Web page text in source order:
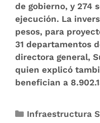
de gobierno, y 274
ejecución. La
pesos, para
31 departamentos
directora general,
quien explicó
benefician a
Infraestructura